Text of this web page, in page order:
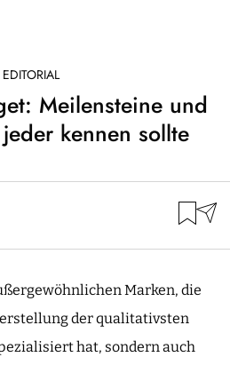
EDITORIAL
Meilensteine und
kennen sollte
Marken, die
der qualitativsten
hat, sondern auch